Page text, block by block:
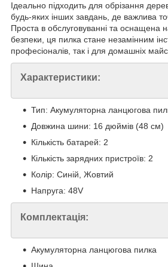
Ідеально підходить для обрізання
будь-яких інших завдань, де важлива
Проста в обслуговуванні та оснащена
безпеки, ця пилка стане незамінним
професіоналів, так і для домашніх
Характеристики:
Тип: Акумуляторна ланцюгова
Довжина шини: 16 дюймів (48 см)
Кількість батарей: 2
Кількість зарядних пристроїв: 2
Колір: Синій, Жовтий
Напруга: 48V
Комплектація:
Акумуляторна ланцюгова пилка